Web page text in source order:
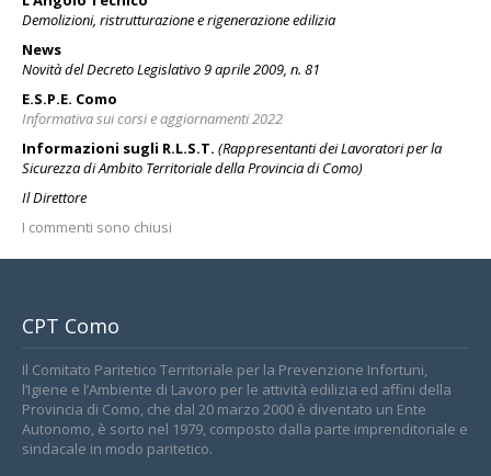
Demolizioni, ristrutturazione e rigenerazione edilizia
News
Novità del Decreto Legislativo 9 aprile 2009, n. 81
E.S.P.E. Como
Informativa sui corsi e aggiornamenti 2022
Informazioni sugli R.L.S.T. (Rappresentanti dei Lavoratori per la
Sicurezza di Ambito Territoriale della Provincia di Como)
Il Direttore
I commenti sono chiusi
CPT Como
Il Comitato Paritetico Territoriale per la Prevenzione Infortuni,
l’Igiene e l’Ambiente di Lavoro per le attività edilizia ed affini della
Provincia di Como, che dal 20 marzo 2000 è diventato un Ente
Autonomo, è sorto nel 1979, composto dalla parte imprenditoriale e
sindacale in modo paritetico.